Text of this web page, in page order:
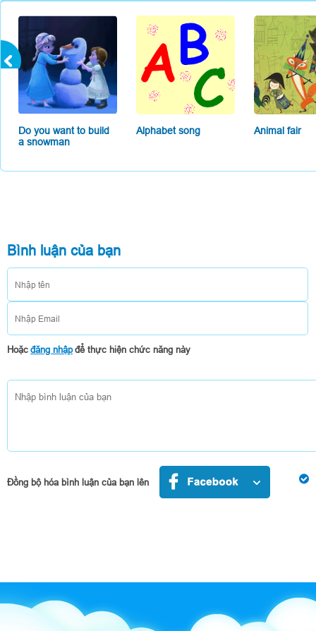
Do you want to build
a snowman
Alphabet song Animal fair
Bình luận của bạn
Hoặcđăng nhậpđể thực hiện chức năng này
Đồng bộ hóa bình luận của bạn lên